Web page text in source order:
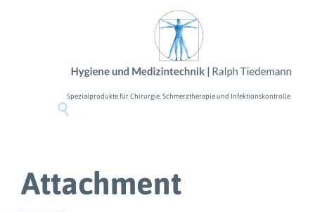
Spezialprodukte für Chirurgie, Schmerztherapie und Infektionskontrolle

Attachment